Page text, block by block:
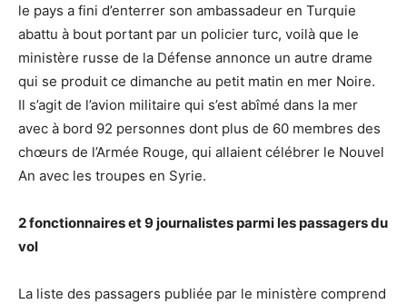
le pays a fini d’enterrer son ambassadeur en Turquie
abattu à bout portant par un policier turc, voilà que le
ministère russe de la Défense annonce un autre drame
qui se produit ce dimanche au petit matin en mer Noire.
Il s’agit de l’avion militaire qui s’est abîmé dans la mer
avec à bord 92 personnes dont plus de 60 membres des
chœurs de l’Armée Rouge, qui allaient célébrer le Nouvel
An avec les troupes en Syrie.
2 fonctionnaires et 9 journalistes parmi les passagers du
vol
La liste des passagers publiée par le ministère comprend